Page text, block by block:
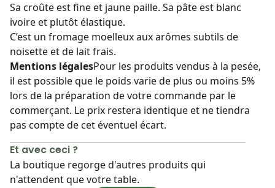
Sa croûte est fine et jaune paille. Sa pâte est blanc
ivoire et plutôt élastique.
C’est un fromage moelleux aux arômes subtils de
noisette et de lait frais.
Mentions légalesPour les produits vendus à la pesée,
il est possible que le poids varie de plus ou moins 5%
lors de la préparation de votre commande par le
commerçant. Le prix restera identique et ne tiendra
pas compte de cet éventuel écart.
Et avec ceci ?
La boutique regorge d'autres produits qui
n'attendent que votre table.